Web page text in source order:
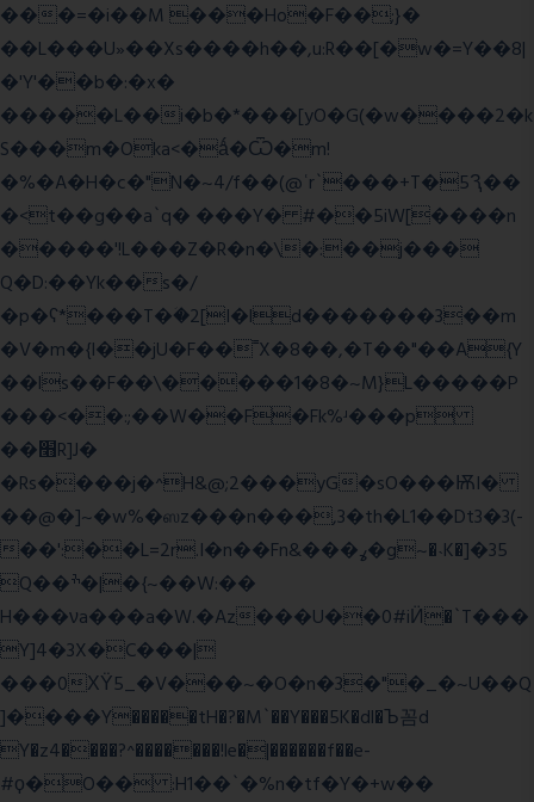
���=�i��M ���Ho�F��;}�
��L���U»��Xs����h��,u:R��[�w�=Y��8|
�'Y'��b�:�x�
�����L��i�b�*���[yO�G(�w����2�k
S���m�Oka<�ǻ�Ѿ�m!
�%�A�H�c�"N�~4/f��(@ʿr`���+T�5Ԇ��
�<t��g��a`q� ���Y� #��5iW[����n
�����'!L���Z�R�n�\�:��j���
Q�D:��Yk��s�/
�p�ʕ*���T�ؘ�2[I�ld�������3��m
�V�m�{I��jU�F��˭X�8��,�T��"��A{Y
��ls��F��\�����1�8�~M}L�����P
���<��:;��W��F�Fk%ʴ���p
��׫R]J�
�Rs����j�^H&@;2���yG�sO���ѬI�
��@�]~�w%�ஸz���n���,3�th�L1��Dt3�3(-
��':��L=2r.I�n��Fn&���ߩ�g~�˴K�]�35
Q��ׯ�|�{~��W:��
H���νa���a�W.�Az���U��0#iӤ�`T���
Y]4�3X�C���|
���0ХΫ5_�V���~�O�n�3�"�_�~U��Q
]����Y�����tH�?�M`��Y���5K�dl�Ъ꼼d
Y�z4����?^�������!le�|������f��e-
#ϙ�O�� :H1��`�%n�tf�Y�+w��